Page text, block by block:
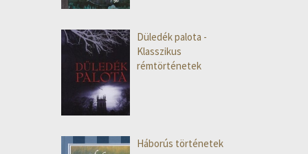
Düledék palota -
Klasszikus
rémtörténetek
Háborús történetek